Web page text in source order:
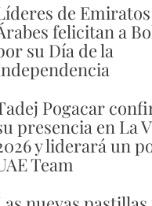
de Emiratos
felicitan a
su Día de la
Pogacar
presencia en La
y liderará un
Team